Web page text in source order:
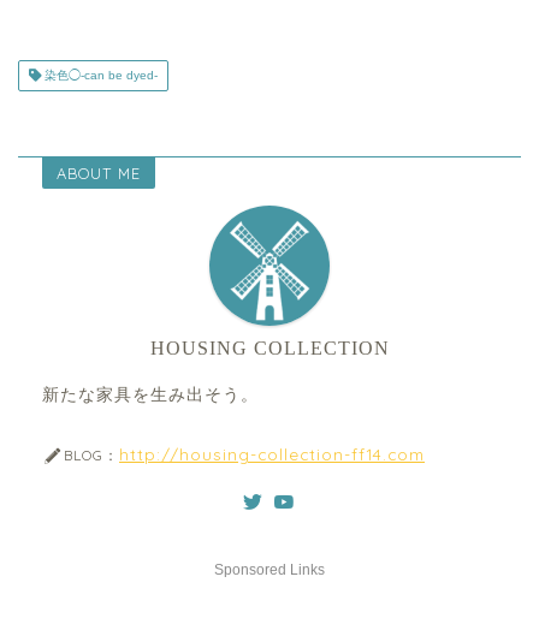
染色◯-can be dyed-
ABOUT ME
HOUSING COLLECTION
新たな家具を生み出そう。
BLOG： http://housing-collection-ff14.com
Sponsored Links